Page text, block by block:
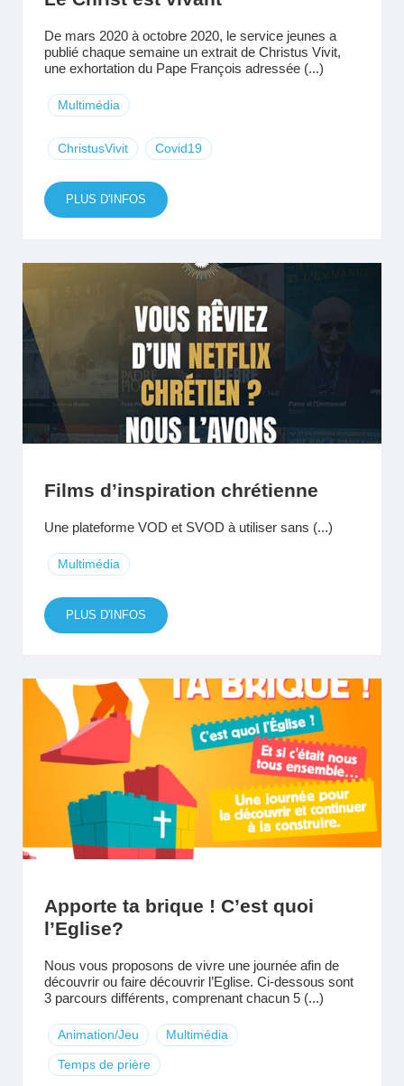
De mars 2020 à octobre 2020, le service jeunes a
publié chaque semaine un extrait de Christus Vivit,
une exhortation du Pape François adressée (...)
Multimédia
ChristusVivit Covid19
PLUS D'INFOS
Films d’inspiration chrétienne
Une plateforme VOD et SVOD à utiliser sans (...)
Multimédia
PLUS D'INFOS
Apporte ta brique ! C’est quoi
l’Eglise?
Nous vous proposons de vivre une journée afin de
découvrir ou faire découvrir l’Eglise. Ci-dessous sont
3 parcours différents, comprenant chacun 5 (...)
Animation/Jeu Multimédia
Temps de prière